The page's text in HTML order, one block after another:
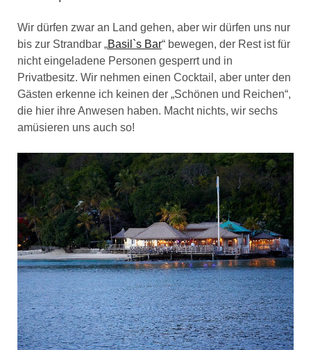
Wir dürfen zwar an Land gehen, aber wir dürfen uns nur
bis zur Strandbar „Basil`s Bar“ bewegen, der Rest ist für
nicht eingeladene Personen gesperrt und in
Privatbesitz. Wir nehmen einen Cocktail, aber unter den
Gästen erkenne ich keinen der „Schönen und Reichen“,
die hier ihre Anwesen haben. Macht nichts, wir sechs
amüsieren uns auch so!